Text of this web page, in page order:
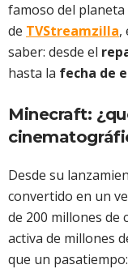
famoso del
de TVStreamzilla,
saber: desde el
hasta la fecha de
Minecraft:
Desde su
convertido en un
de 200 millones de
activa de millones
que un